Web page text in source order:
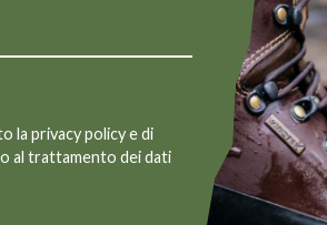
la privacy policye di
al trattamento dei dati